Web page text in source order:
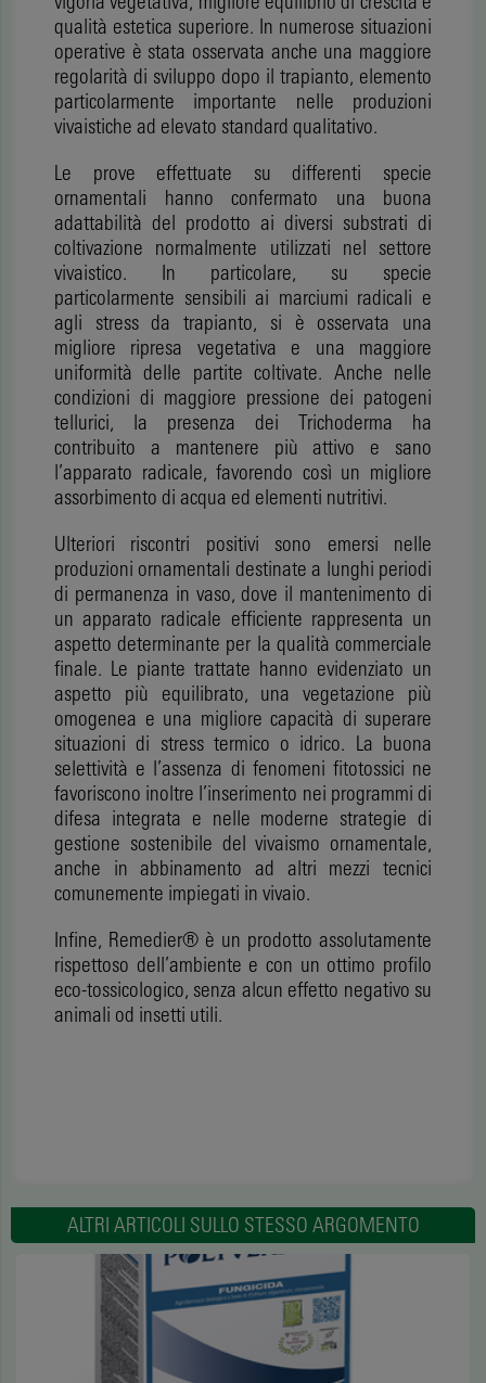
qualità estetica superiore. In numerose situazioni
operative è stata osservata anche una maggiore
regolarità di sviluppo dopo il trapianto, elemento
particolarmente importante nelle produzioni
vivaistiche ad elevato standard qualitativo.
Le prove effettuate su differenti specie
ornamentali hanno confermato una buona
adattabilità del prodotto ai diversi substrati di
coltivazione normalmente utilizzati nel settore
vivaistico. In particolare, su specie
particolarmente sensibili ai marciumi radicali e
agli stress da trapianto, si è osservata una
migliore ripresa vegetativa e una maggiore
uniformità delle partite coltivate. Anche nelle
condizioni di maggiore pressione dei patogeni
tellurici, la presenza dei Trichoderma ha
contribuito a mantenere più attivo e sano
l’apparato radicale, favorendo così un migliore
assorbimento di acqua ed elementi nutritivi.
Ulteriori riscontri positivi sono emersi nelle
produzioni ornamentali destinate a lunghi periodi
di permanenza in vaso, dove il mantenimento di
un apparato radicale efficiente rappresenta un
aspetto determinante per la qualità commerciale
finale. Le piante trattate hanno evidenziato un
aspetto più equilibrato, una vegetazione più
omogenea e una migliore capacità di superare
situazioni di stress termico o idrico. La buona
selettività e l’assenza di fenomeni fitotossici ne
favoriscono inoltre l’inserimento nei programmi di
difesa integrata e nelle moderne strategie di
gestione sostenibile del vivaismo ornamentale,
anche in abbinamento ad altri mezzi tecnici
comunemente impiegati in vivaio.
Infine, Remedier® è un prodotto assolutamente
rispettoso dell’ambiente e con un ottimo profilo
eco-tossicologico, senza alcun effetto negativo su
animali od insetti utili.
ALTRI ARTICOLI SULLO STESSO ARGOMENTO